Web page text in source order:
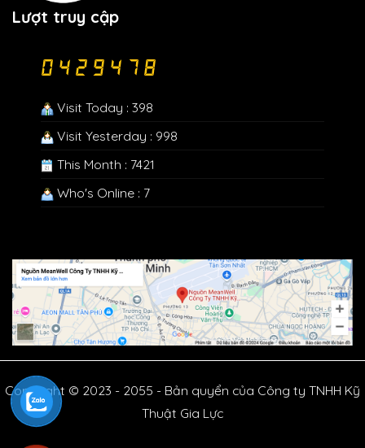
Lượt truy cập
Visit Today : 398
Visit Yesterday : 998
This Month : 7421
Who's Online : 7
Copyright © 2023 - 2055 - Bản quyển của Công ty TNHH Kỹ
Thuật Gia Lực